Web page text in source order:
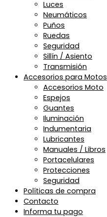
Luces
Neumáticos
Puños
Ruedas
Seguridad
Sillín / Asiento
Transmisión
Accesorios para Motos
Accesorios Moto
Espejos
Guantes
Iluminación
Indumentaria
Lubricantes
Manuales / Libros
Portacelulares
Protecciones
Seguridad
Políticas de compra
Contacto
Informa tu pago